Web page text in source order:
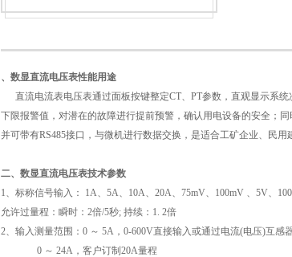
、 数显直流电压表性能用途
直流电流表电压表通过面板按键整定CT、PT参数，直观显示系
下限报警值，对潜在的故障进行提前预警，确认用电设备的安全；
并可带有RS485接口，与微机进行数据交换，是适合工矿企业、民
二、 数显直流电压表技术参数
1、 标称信号输入： 1A、5A、10A、20A、75mV、100mV 、5V、
允许过量程：瞬时：2倍/5秒; 持续：1. 2倍
2、输入测量范围：0 ～ 5A ，0-600V直接输入或通过电流(电压)互感
0 ～ 24A ，客户订制20A量程